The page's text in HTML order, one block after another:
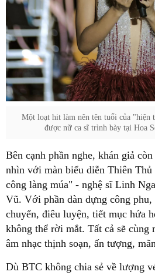
Một loạt hit làm nên tên tuổi của "hiện
được nữ ca sĩ trình bày tại Hoa
Bên cạnh phần nghe, khán giả
nhìn với màn biểu diễn Thiên
công làng múa" - nghệ sĩ Linh
Vũ. Với phần dàn dựng công phu,
chuyển, điêu luyện, tiết mục hứa
không thể rời mắt. Tất cả sẽ cùng
âm nhạc thịnh soạn, ấn tượng,
Dù BTC không chia sẻ về lượng